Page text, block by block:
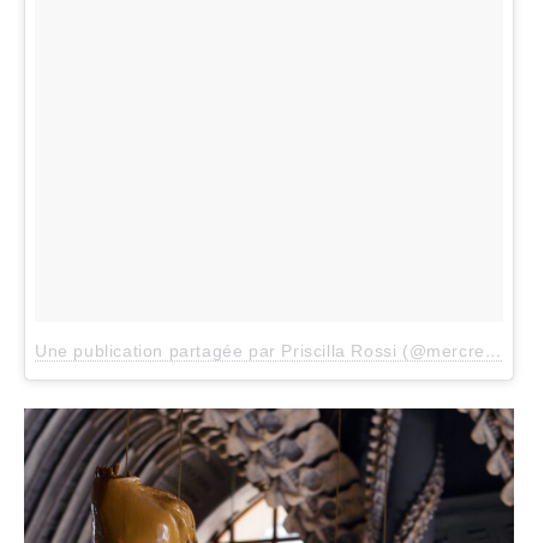
Une publication partagée par Priscilla Rossi (@mercredieblog)